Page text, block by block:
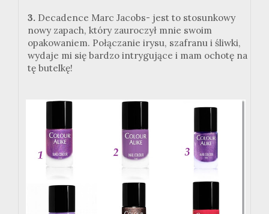
3. Decadence Marc Jacobs- jest to stosunkowy
nowy zapach, który zauroczył mnie swoim
opakowaniem. Połączanie irysu, szafranu i śliwki,
wydaje mi się bardzo intrygujące i mam ochotę na
tę butelkę!